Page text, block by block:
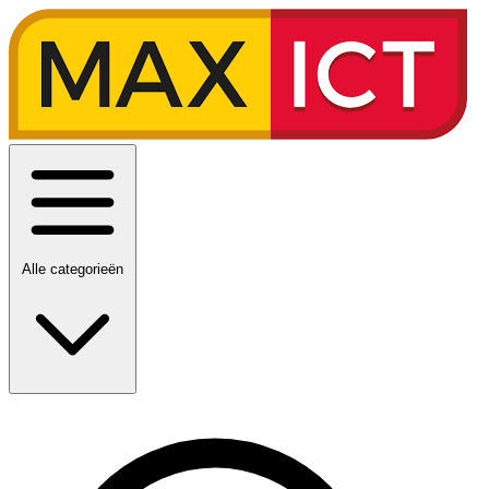
Alle categorieën